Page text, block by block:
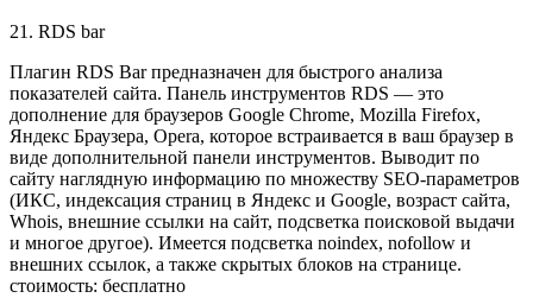
21. RDS bar
Плагин RDS Bar предназначен для быстрого анализа
показателей сайта. Панель инструментов RDS — это
дополнение для браузеров Google Chrome, Mozilla Firefox,
Яндекс Браузера, Opera, которое встраивается в ваш браузер в
виде дополнительной панели инструментов. Выводит по
сайту наглядную информацию по множеству SEO-параметров
(ИКС, индексация страниц в Яндекс и Google, возраст сайта,
Whois, внешние ссылки на сайт, подсветка поисковой выдачи
и многое другое). Имеется подсветка noindex, nofollow и
внешних ссылок, а также скрытых блоков на странице.
стоимость: бесплатно